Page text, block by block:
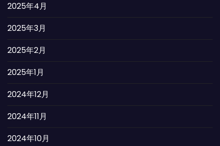
2025年4月
2025年3月
2025年2月
2025年1月
2024年12月
2024年11月
2024年10月